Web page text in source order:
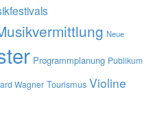
Neue
Programmplanung Publikum
Wagner Tourismus Violine